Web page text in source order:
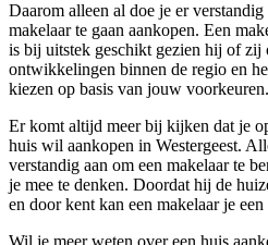
Daarom alleen al doe je er
makelaar te gaan aankopen. Een
is bij uitstek geschikt gezien hij of zij
ontwikkelingen binnen de regio en
kiezen op basis van jouw voorkeuren.
Er komt altijd meer bij kijken dat je
huis wil aankopen in Westergeest.
verstandig aan om een makelaar te
je mee te denken. Doordat hij de
en door kent kan een makelaar je